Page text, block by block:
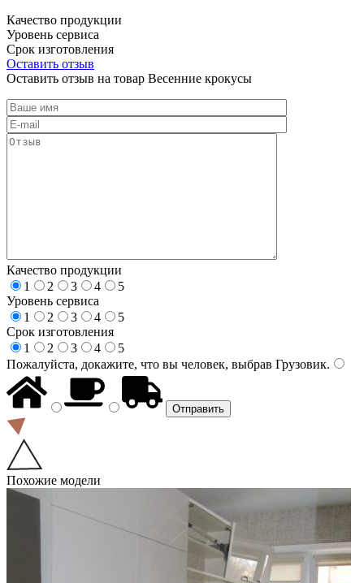
Качество продукции
Уровень сервиса
Срок изготовления
Оставить отзыв
Оставить отзыв на товар Весенние крокусы
Качество продукции
1
2 3 4
5
Уровень сервиса
1
2 3 4
5
Срок изготовления
1
2 3 4
5
Пожалуйста, докажите, что вы человек, выбрав Грузовик.
Похожие модели